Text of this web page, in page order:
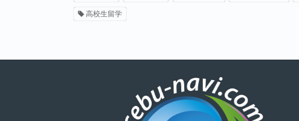
高校生留学